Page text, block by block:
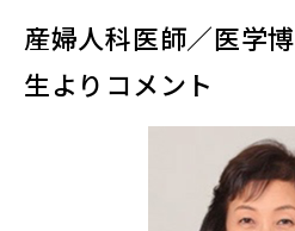
産婦人科医師／医学
生よりコメント